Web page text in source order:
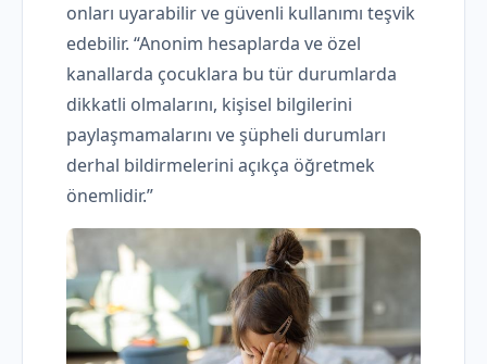
onları uyarabilir ve güvenli kullanımı teşvik
edebilir. “Anonim hesaplarda ve özel
kanallarda çocuklara bu tür durumlarda
dikkatli olmalarını, kişisel bilgilerini
paylaşmamalarını ve şüpheli durumları
derhal bildirmelerini açıkça öğretmek
önemlidir.”